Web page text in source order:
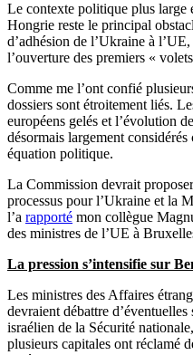
Le contexte politique plus large
Hongrie reste le principal
d’adhésion de l’Ukraine à
l’ouverture des premiers «
Comme me l’ont confié
dossiers sont étroitement liés.
européens gelés et l’évolution
désormais largement
équation politique.
La Commission devrait
processus pour l’Ukraine et la
l’a rapporté mon collègue
des ministres de l’UE à
La pression s’intensifie sur
Les ministres des Affaires
devraient débattre
israélien de la Sécurité nationale,
plusieurs capitales ont réclamé